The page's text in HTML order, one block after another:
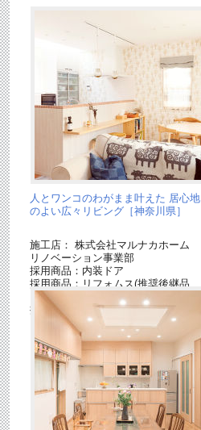
人とワンコのわがまま叶えた 居心地
のよい広々リビング［神奈川県］
施工店： 株式会社マルナカホーム
リノベーション事業部
採用商品：内装ドア
採用商品：リフォムス(推奨後継品
「Ｌクラス」)
採用商品：カップボード